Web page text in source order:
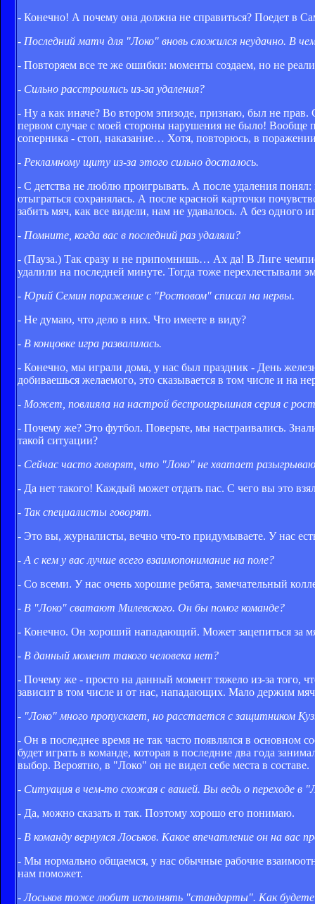
- Конечно! А почему она должна не справиться? Поедет в
- Последний матч для "Локо" вновь сложился неудачно. В
- Повторяем все те же ошибки: моменты создаем, но не
- Сильно расстроились из-за удаления?
- Ну а как иначе? Во втором эпизоде, признаю, был не прав.
первом случае с моей стороны нарушения не было! Вообще
соперника - стоп, наказание… Хотя, повторюсь, в
- Рекламному щиту из-за этого сильно досталось.
- С детства не люблю проигрывать. А после удаления
отыграться сохранялась. А после красной карточки
забить мяч, как все видели, нам не удавалось. А без одного
- Помните, когда вас в последний раз удаляли?
- (Пауза.) Так сразу и не припомнишь… Ах да! В Лиге
удалили на последней минуте. Тогда тоже перехлестывали
- Юрий Семин поражение с "Ростовом" списал на нервы.
- Не думаю, что дело в них. Что имеете в виду?
- В концовке игра развалилась.
- Конечно, мы играли дома, у нас был праздник - День
добиваешься желаемого, это сказывается в том числе и на
- Может, повлияла на настрой беспроигрышная серия с
- Почему же? Это футбол. Поверьте, мы настраивались.
такой ситуации?
- Сейчас часто говорят, что "Локо" не хватает
- Да нет такого! Каждый может отдать пас. С чего вы это
- Так специалисты говорят.
- Это вы, журналисты, вечно что-то придумываете. У нас
- А с кем у вас лучше всего взаимопонимание на поле?
- Со всеми. У нас очень хорошие ребята, замечательный
- В "Локо" сватают Милевского. Он бы помог команде?
- Конечно. Он хороший нападающий. Может зацепиться за
- В данный момент такого человека нет?
- Почему же - просто на данный момент тяжело из-за того,
зависит в том числе и от нас, нападающих. Мало держим
- "Локо" много пропускает, но расстается с защитником
- Он в последнее время не так часто появлялся в основном
будет играть в команде, которая в последние два года
выбор. Вероятно, в "Локо" он не видел себе места в составе.
- Ситуация в чем-то схожая с вашей. Вы ведь о переходе в
- Да, можно сказать и так. Поэтому хорошо его понимаю.
- В команду вернулся Лоськов. Какое впечатление он на вас
- Мы нормально общаемся, у нас обычные рабочие
нам поможет.
- Лоськов тоже любит исполнять "стандарты". Как